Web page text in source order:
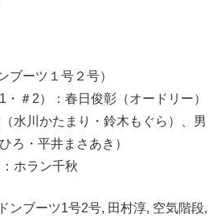
ブーツ１号２号）
＃2）：春日俊彰（オードリー）
水川かたまり・鈴木もぐら）、男
ろ・平井まさあき）
ホラン千秋
ンブーツ1号2号, 田村淳, 空気階段,